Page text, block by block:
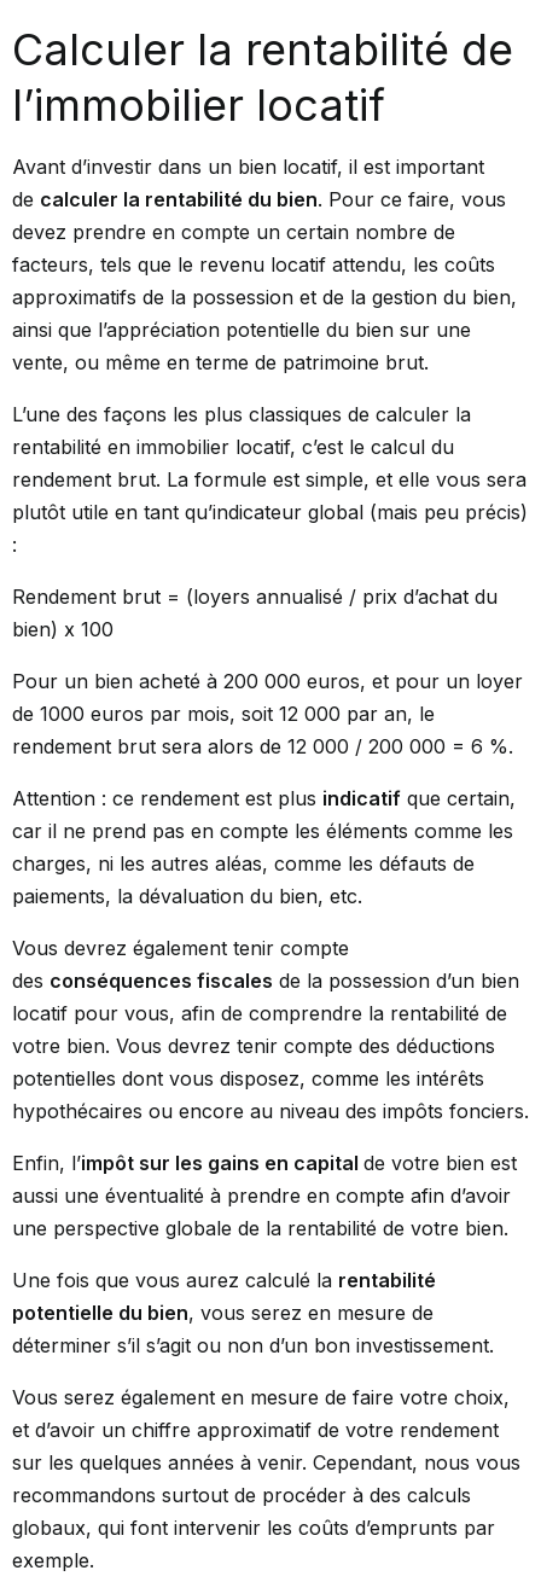
Calculer la rentabilité de
l’immobilier locatif
Avant d’investir dans un bien locatif, il est important
de calculer la rentabilité du bien. Pour ce faire, vous
devez prendre en compte un certain nombre de
facteurs, tels que le revenu locatif attendu, les coûts
approximatifs de la possession et de la gestion du bien,
ainsi que l’appréciation potentielle du bien sur une
vente, ou même en terme de patrimoine brut.
L’une des façons les plus classiques de calculer la
rentabilité en immobilier locatif, c’est le calcul du
rendement brut. La formule est simple, et elle vous sera
plutôt utile en tant qu’indicateur global (mais peu précis)
:
Rendement brut = (loyers annualisé / prix d’achat du
bien) x 100
Pour un bien acheté à 200 000 euros, et pour un loyer
de 1000 euros par mois, soit 12 000 par an, le
rendement brut sera alors de 12 000 / 200 000 = 6 %.
Attention : ce rendement est plus indicatif que certain,
car il ne prend pas en compte les éléments comme les
charges, ni les autres aléas, comme les défauts de
paiements, la dévaluation du bien, etc.
Vous devrez également tenir compte
des conséquences fiscales de la possession d’un bien
locatif pour vous, afin de comprendre la rentabilité de
votre bien. Vous devrez tenir compte des déductions
potentielles dont vous disposez, comme les intérêts
hypothécaires ou encore au niveau des impôts fonciers.
Enfin, l’impôt sur les gains en capital de votre bien est
aussi une éventualité à prendre en compte afin d’avoir
une perspective globale de la rentabilité de votre bien.
Une fois que vous aurez calculé la rentabilité
potentielle du bien, vous serez en mesure de
déterminer s’il s’agit ou non d’un bon investissement.
Vous serez également en mesure de faire votre choix,
et d’avoir un chiffre approximatif de votre rendement
sur les quelques années à venir. Cependant, nous vous
recommandons surtout de procéder à des calculs
globaux, qui font intervenir les coûts d’emprunts par
exemple.